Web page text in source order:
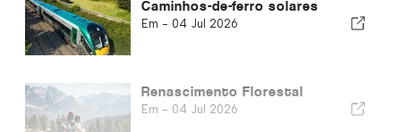
Caminhos-de-ferro solares
Em - 04 Jul 2026
Renascimento Florestal
Em - 04 Jul 2026